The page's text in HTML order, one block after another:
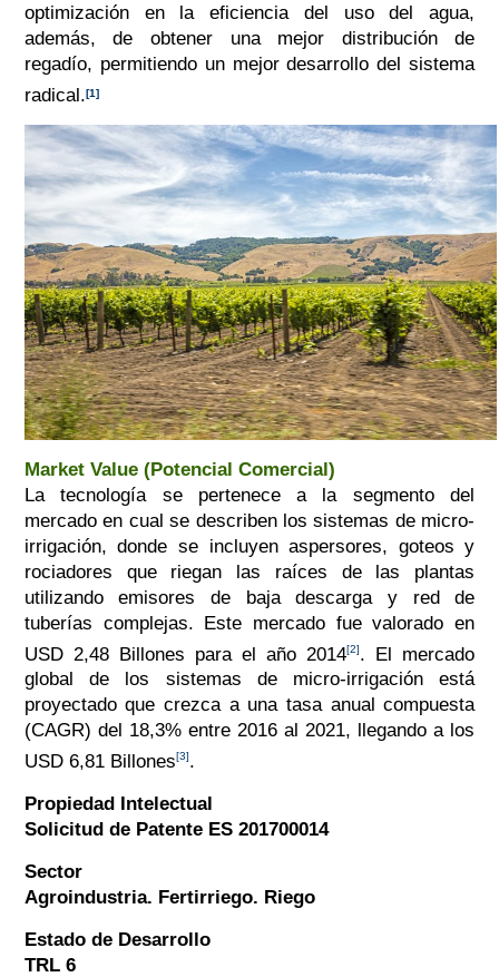
optimización en la eficiencia del uso del agua,
además, de obtener una mejor distribución de
regadío, permitiendo un mejor desarrollo del sistema
radical.[1]
Market Value (Potencial Comercial)
La tecnología se pertenece a la segmento del
mercado en cual se describen los sistemas de micro-
irrigación, donde se incluyen aspersores, goteos y
rociadores que riegan las raíces de las plantas
utilizando emisores de baja descarga y red de
tuberías complejas. Este mercado fue valorado en
USD 2,48 Billones para el año 2014[2]. El mercado
global de los sistemas de micro-irrigación está
proyectado que crezca a una tasa anual compuesta
(CAGR) del 18,3% entre 2016 al 2021, llegando a los
USD 6,81 Billones[3].
Propiedad Intelectual
Solicitud de Patente ES 201700014
Sector
Agroindustria. Fertirriego. Riego
Estado de Desarrollo
TRL 6